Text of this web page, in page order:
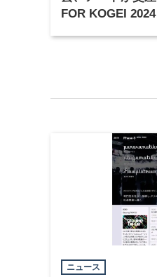
FOR KOGEI 2024
ニュース